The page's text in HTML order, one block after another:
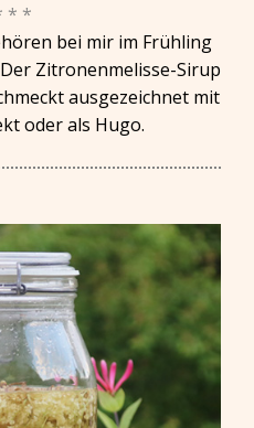
* *
bei mir im Frühling
Zitronenmelisse-Sirup
ausgezeichnet mit
oder als Hugo.